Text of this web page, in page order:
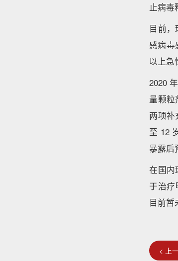
止病毒
目前
感病毒
以上急
2020
量颗粒
两项补
至 12
暴露后
在国内
于治疗
目前暂
< 上